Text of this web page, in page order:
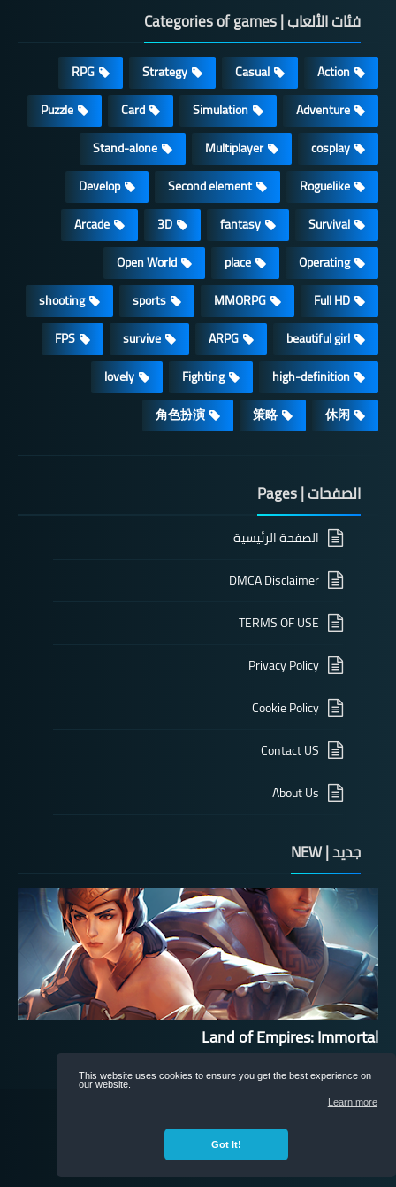
This website uses cookies to ensure you get the best experience on
our website.
Learn more
Got It!
فئات الألعاب | Categories of games
Action
Casual
Strategy
RPG
Adventure
Simulation
Card
Puzzle
cosplay
Multiplayer
Stand-alone
Roguelike
Second element
Develop
Survival
fantasy
3D
Arcade
Operating
place
Open World
Full HD
MMORPG
sports
shooting
beautiful girl
ARPG
survive
FPS
high-definition
Fighting
lovely
休闲
策略
角色扮演
الصفحات | Pages
الصفحة الرئيسية
DMCA Disclaimer
TERMS OF USE
Privacy Policy
Cookie Policy
Contact US
About Us
جديد | NEW
Land of Empires: Immortal
nonRoxAll rights reserved
©